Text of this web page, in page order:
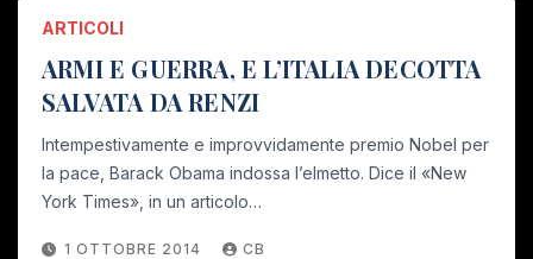
ARTICOLI
ARMI E GUERRA, E L’ITALIA DECOTTA
SALVATA DA RENZI
Intempestivamente e improvvidamente premio Nobel per
la pace, Barack Obama indossa l’elmetto. Dice il «New
York Times», in un articolo…
1 OTTOBRE 2014 CB